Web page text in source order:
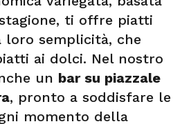
ti offre piatti
semplicità, che
ai dolci. Nel nostro
un bar su piazzale
, pronto a soddisfare le
momento della